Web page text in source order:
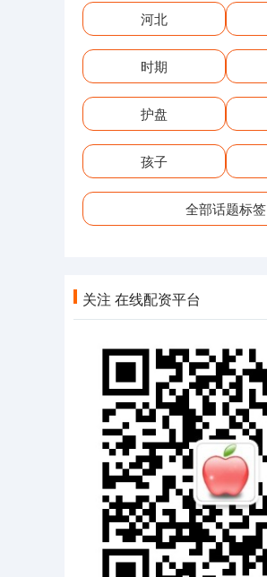
河北
时期
护盘
孩子
全部话题标签
关注 在线配资平台